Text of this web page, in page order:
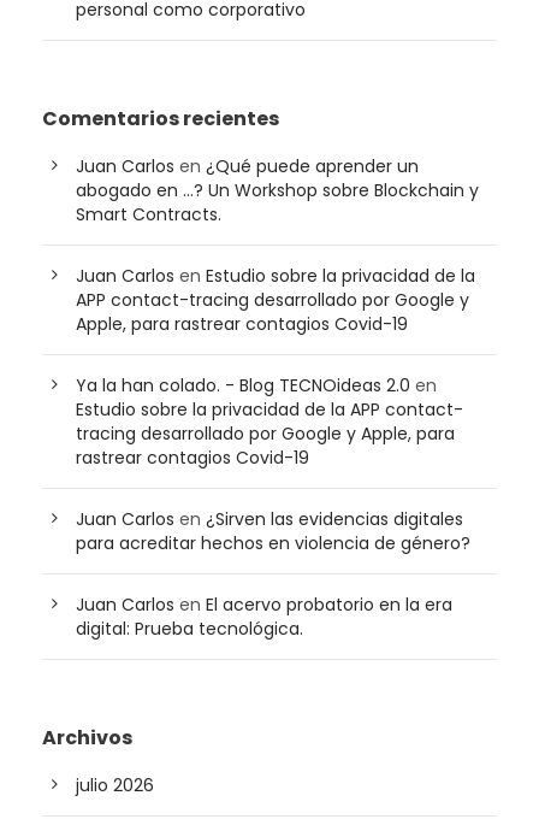
personal como corporativo
Comentarios recientes
Juan Carlos en ¿Qué puede aprender un
abogado en …? Un Workshop sobre Blockchain y
Smart Contracts.
Juan Carlos en Estudio sobre la privacidad de la
APP contact-tracing desarrollado por Google y
Apple, para rastrear contagios Covid-19
Ya la han colado. - Blog TECNOideas 2.0 en
Estudio sobre la privacidad de la APP contact-
tracing desarrollado por Google y Apple, para
rastrear contagios Covid-19
Juan Carlos en ¿Sirven las evidencias digitales
para acreditar hechos en violencia de género?
Juan Carlos en El acervo probatorio en la era
digital: Prueba tecnológica.
Archivos
julio 2026